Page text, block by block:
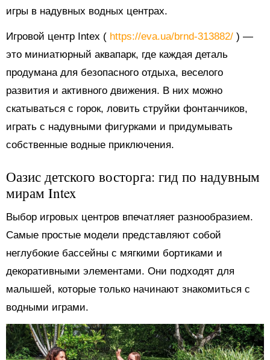
игры в надувных водных центрах.
Игровой центр Intex ( https://eva.ua/brnd-313882/ ) —
это миниатюрный аквапарк, где каждая деталь
продумана для безопасного отдыха, веселого
развития и активного движения. В них можно
скатываться с горок, ловить струйки фонтанчиков,
играть с надувными фигурками и придумывать
собственные водные приключения.
Оазис детского восторга: гид по надувным
мирам Intex
Выбор игровых центров впечатляет разнообразием.
Самые простые модели представляют собой
неглубокие бассейны с мягкими бортиками и
декоративными элементами. Они подходят для
малышей, которые только начинают знакомиться с
водными играми.